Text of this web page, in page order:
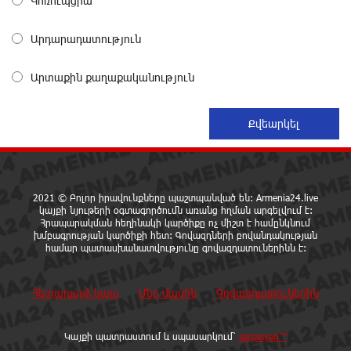
իրավիճակին
«Շտապ հաստատեք քարտի տվյալները»․ IDBank-ը
Մհեր Անանյանն ընդգրկվել է Յունիբանկի
Վարչության կազմում
Կոնվերս Բանկի գործընկերությամբ
Արդարադատություն
Արտաքին քաղաքականություն
2021 © Բոլոր իրավունքները պաշտպանված են: Armenia24.live
կայքի նյութերի օգտագործումն առանց հղման արգելվում է:
Հրապարակման հեղինակի կարծիքը ոչ միշտ է համընկնում
խմբագրության կարծիքի հետ: Գովազդների բովանդակության
համար պատասխանատվությունը գովազդատուներինն է:
Հետադարձ կապ Մեր մասին Գովազդատուներին
Կայքի պատրաստում և սպասարկում՝ sargssyan™